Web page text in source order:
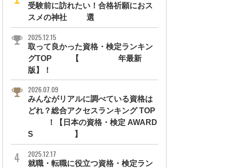
受験前に訪れたい！合格祈願におス
スメの神社11選
2025.12.15
取って良かった資格・検定ランキン
グTOP10【2026年最新
版】！
2026.07.09
みんながリアルに調べている資格は
どれ？総合アクセスランキング TOP
10！【日本の資格・検定 AWARD
S 2026】
2025.12.17
就職・転職に役立つ資格・検定ラン